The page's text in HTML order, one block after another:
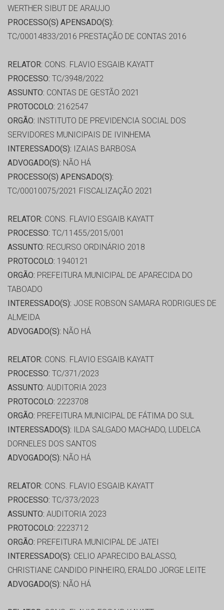
WERTHER SIBUT DE ARAUJO
PROCESSO(S) APENSADO(S):
TC/00014833/2016 PRESTAÇÃO DE CONTAS 2016
RELATOR: CONS. FLAVIO ESGAIB KAYATT
PROCESSO: TC/3948/2022
ASSUNTO: CONTAS DE GESTÃO 2021
PROTOCOLO: 2162547
ORGÃO: INSTITUTO DE PREVIDENCIA SOCIAL DOS
SERVIDORES MUNICIPAIS DE IVINHEMA
INTERESSADO(S): IZAIAS BARBOSA
ADVOGADO(S): NÃO HÁ
PROCESSO(S) APENSADO(S):
TC/00010075/2021 FISCALIZAÇÃO 2021
RELATOR: CONS. FLAVIO ESGAIB KAYATT
PROCESSO: TC/11455/2015/001
ASSUNTO: RECURSO ORDINÁRIO 2018
PROTOCOLO: 1940121
ORGÃO: PREFEITURA MUNICIPAL DE APARECIDA DO
TABOADO
INTERESSADO(S): JOSE ROBSON SAMARA RODRIGUES DE
ALMEIDA
ADVOGADO(S): NÃO HÁ
RELATOR: CONS. FLAVIO ESGAIB KAYATT
PROCESSO: TC/371/2023
ASSUNTO: AUDITORIA 2023
PROTOCOLO: 2223708
ORGÃO: PREFEITURA MUNICIPAL DE FÁTIMA DO SUL
INTERESSADO(S): ILDA SALGADO MACHADO, LUDELCA
DORNELES DOS SANTOS
ADVOGADO(S): NÃO HÁ
RELATOR: CONS. FLAVIO ESGAIB KAYATT
PROCESSO: TC/373/2023
ASSUNTO: AUDITORIA 2023
PROTOCOLO: 2223712
ORGÃO: PREFEITURA MUNICIPAL DE JATEI
INTERESSADO(S): CELIO APARECIDO BALASSO,
CHRISTIANE CANDIDO PINHEIRO, ERALDO JORGE LEITE
ADVOGADO(S): NÃO HÁ